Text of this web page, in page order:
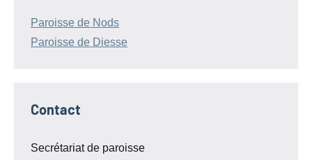
Paroisse de Nods
Paroisse de Diesse
Contact
Secrétariat de paroisse